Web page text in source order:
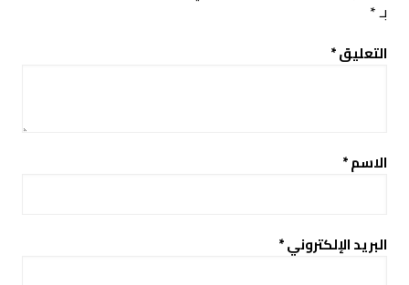
بـ*
التعليق*
الاسم*
البريد الإلكتروني*